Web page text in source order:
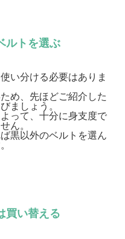
ルトを選ぶ
い分ける必要はありま
め、先ほどご紹介した
ましょう。
って、十分に身支度で
ん。
黒以外のベルトを選ん
買い替える